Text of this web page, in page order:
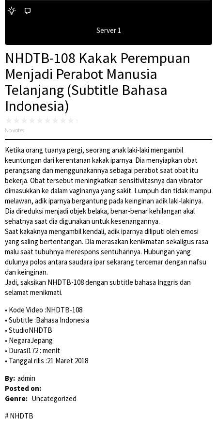
Server 1
NHDTB-108 Kakak Perempuan
Menjadi Perabot Manusia
Telanjang (Subtitle Bahasa
Indonesia)
No votes
Ketika orang tuanya pergi, seorang anak laki-laki mengambil
keuntungan dari kerentanan kakak iparnya. Dia menyiapkan obat
perangsang dan menggunakannya sebagai perabot saat obat itu
bekerja. Obat tersebut meningkatkan sensitivitasnya dan vibrator
dimasukkan ke dalam vaginanya yang sakit. Lumpuh dan tidak mampu
melawan, adik iparnya bergantung pada keinginan adik laki-lakinya.
Dia direduksi menjadi objek belaka, benar-benar kehilangan akal
sehatnya saat dia digunakan untuk kesenangannya.
Saat kakaknya mengambil kendali, adik iparnya diliputi oleh emosi
yang saling bertentangan. Dia merasakan kenikmatan sekaligus rasa
malu saat tubuhnya merespons sentuhannya. Hubungan yang
dulunya polos antara saudara ipar sekarang tercemar dengan nafsu
dan keinginan.
Jadi, saksikan NHDTB-108 dengan subtitle bahasa Inggris dan
selamat menikmati.
• Kode Video :NHDTB-108
• Subtitle :Bahasa Indonesia
• StudioNHDTB
• NegaraJepang
• Durasi172 : menit
• Tanggal rilis :21 Maret 2018
By: admin
Posted on:
Genre: Uncategorized
NHDTB